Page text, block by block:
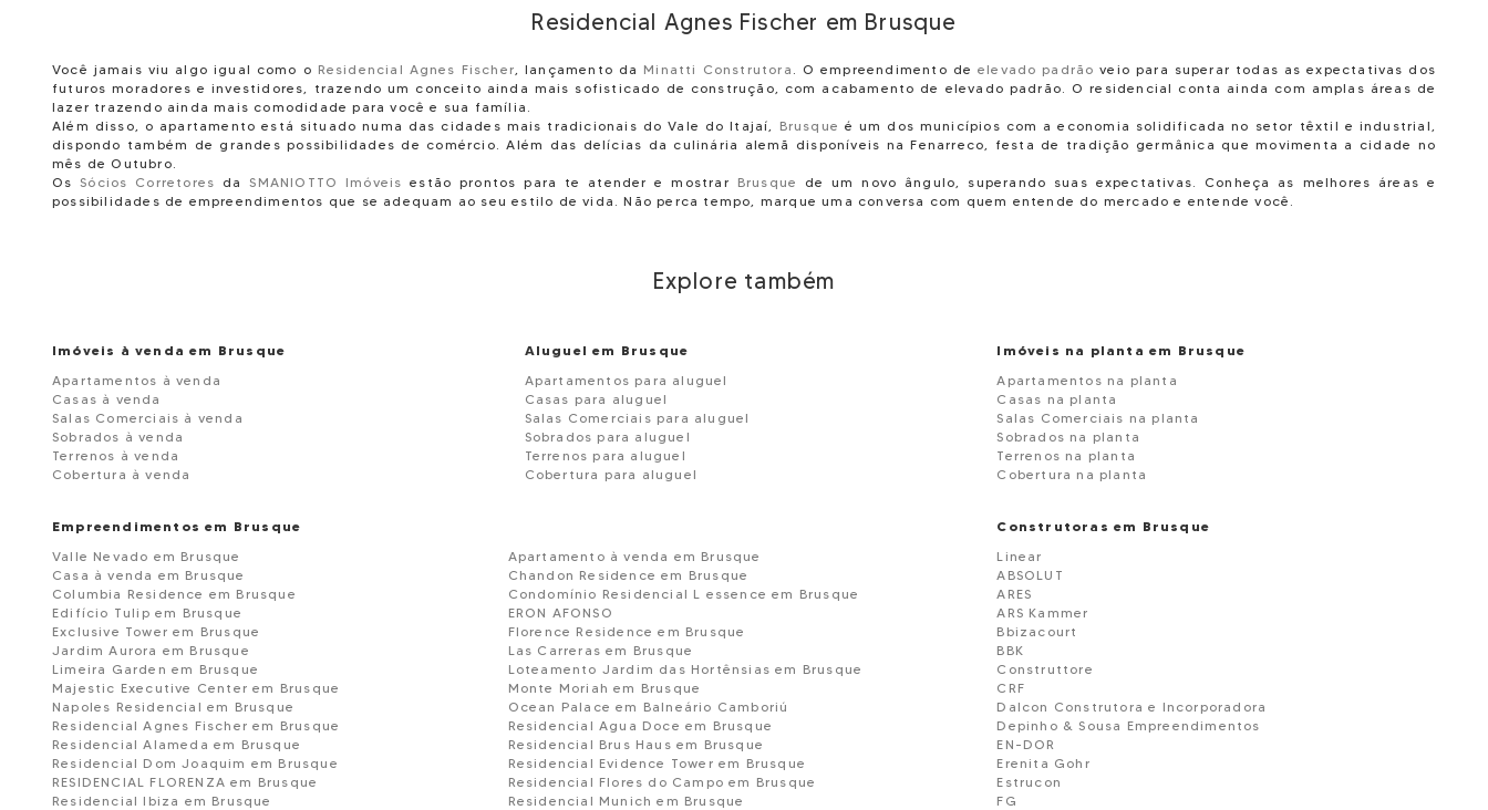
Residencial Agnes Fischer em Brusque
Você jamais viu algo igual como o Residencial Agnes Fischer, lançamento da Minatti Construtora . O empreendimento de elevado padrão veio para superar todas as expectativas dos
futuros moradores e investidores, trazendo um conceito ainda mais sofisticado de construção, com acabamento de elevado padrão. O residencial conta ainda com amplas áreas de
lazer trazendo ainda mais comodidade para você e sua família.
Além disso, o apartamento está situado numa das cidades mais tradicionais do Vale do Itajaí, Brusque é um dos municípios com a economia solidificada no setor têxtil e industrial,
dispondo também de grandes possibilidades de comércio. Além das delícias da culinária alemã disponíveis na Fenarreco, festa de tradição germânica que movimenta a cidade no
mês de Outubro.
OsSócios Corretores daSMANIOTTO Imóveis estão prontos para te atender e mostrar Brusque
de um novo ângulo, superando suas expectativas. Conheça as melhores áreas e
possibilidades de empreendimentos que se adequam ao seu estilo de vida. Não perca tempo, marque uma conversa com quem entende do mercado e entende você.
Explore também
Imóveis à venda em Brusque
Apartamentos à venda
Casas à venda
Salas Comerciais à venda
Sobrados à venda
Terrenos à venda
Cobertura à venda
Aluguel em Brusque
Apartamentos para aluguel
Casas para aluguel
Salas Comerciais para aluguel
Sobrados para aluguel
Terrenos para aluguel
Cobertura para aluguel
Imóveis na planta em Brusque
Apartamentos na planta
Casas na planta
Salas Comerciais na planta
Sobrados na planta
Terrenos na planta
Cobertura na planta
Empreendimentos em Brusque
Valle Nevado em Brusque
Apartamento à venda em Brusque
Casa à venda em Brusque
Chandon Residence em Brusque
Columbia Residence em Brusque
Condomínio Residencial L essence em Brusque
Edifício Tulip em Brusque
ERON AFONSO
Exclusive Tower em Brusque
Florence Residence em Brusque
Jardim Aurora em Brusque
Las Carreras em Brusque
Limeira Garden em Brusque
Loteamento Jardim das Hortênsias em Brusque
Majestic Executive Center em Brusque
Monte Moriah em Brusque
Napoles Residencial em Brusque
Ocean Palace em Balneário Camboriú
Residencial Agnes Fischer em Brusque
Residencial Agua Doce em Brusque
Residencial Alameda em Brusque
Residencial Brus Haus em Brusque
Residencial Dom Joaquim em Brusque
Residencial Evidence Tower em Brusque
RESIDENCIAL FLORENZA em Brusque
Residencial Flores do Campo em Brusque
Residencial Ibiza em Brusque
Residencial Munich em Brusque
Construtoras em Brusque
Linear
ABSOLUT
ARES
ARS Kammer
Bbizacourt
BBK
Construttore
CRF
Dalcon Construtora e Incorporadora
Depinho & Sousa Empreendimentos
EN-DOR
Erenita Gohr
Estrucon
FG